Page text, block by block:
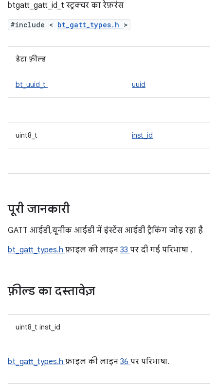
btgatt_gatt_id_t स्ट्रक्चर का रेफ़रंस
#include < bt_gatt_types.h >
डेटा फ़ील्ड
bt_uuid_t uuid
uint8_t inst_id
पूरी जानकारी
GATT आईडी, यूनीक आईडी में इंस्टेंस आईडी ट्रैकिंग जोड़ रहा है
bt_gatt_types.h फ़ाइल की लाइन 33 पर दी गई परिभाषा .
फ़ील्ड का दस्तावेज़
uint8_t inst_id
bt_gatt_types.h फ़ाइल की लाइन 36 पर परिभाषा.